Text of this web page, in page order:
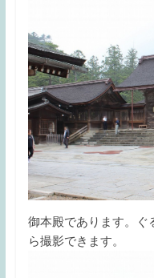
御本殿であります。ぐ
ら撮影できます。